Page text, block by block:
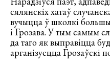
сялянскіх хатаў
вучыцца ў школкі
і Грозава. У тым самым
да таго як выправіцца
арганізуецца Грозаўскі